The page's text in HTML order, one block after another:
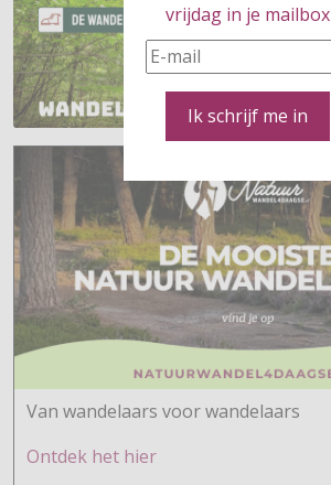
vrijdag in je mailbox
Ik schrijf me in
Van wandelaars voor wandelaars
Ontdek het hier